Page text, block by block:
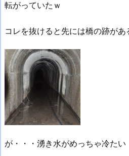
転がっていたｗ
コレを抜けると先には橋の跡があ
が・・・湧き水がめっちゃ冷たい